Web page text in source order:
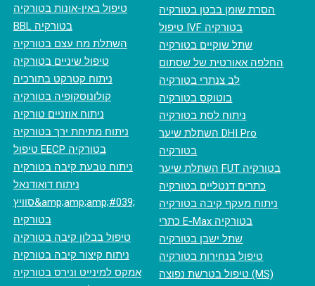
טיפול באין-אונות בטורקיה
BBL בטורקיה
השתלת מח עצם בטורקיה
טיפול שיניים בטורקיה
ניתוח קטרקט בתורכיה
קולונוסקופיה בטורקיה
ניתוח אוזניים טורקיה
ניתוח מתיחת ירך בטורקיה
טיפול EECP בטורקיה
ניתוח טבעת קיבה בטורקיה
ניתוח דואודנאל
סוויץ&amp;amp;amp;#039;
בטורקיה
טיפול בבלון קיבה בטורקיה
ניתוח קיצור קיבה בטורקיה
אמקס למינייט ונירס בטורקיה
הסרת שומן בבטן בטורקיה
טיפול IVF בטורקיה
שתל שוקיים בטורקיה
החלפה אאורטית של שסתום
לב צנתרי בטורקיה
בוטוקס בטורקיה
ניתוח לסת בטורקיה
השתלת שיער DHI Pro
בטורקיה
השתלת שיער FUT בטורקיה
כתרים דנטליים בטורקיה
ניתוח מעקף קיבה בטורקיה
כתרי E-Max בטורקיה
שתל ישבן בטורקיה
טיפול בנחירות בטורקיה
טיפול בטרשת נפוצה (MS)